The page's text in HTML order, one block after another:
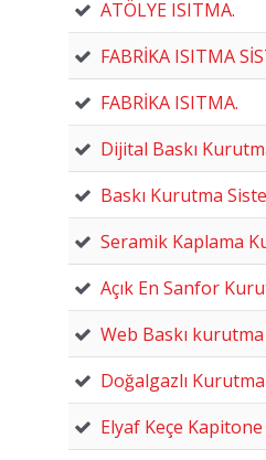
ATÖLYE ISITMA.
FABRİKA ISITMA
FABRİKA ISITMA.
Dijital Baskı
Baskı Kurutma
Seramik Kaplama
Açık En Sanfor
Web Baskı kurutma
Doğalgazlı Kurutma
Elyaf Keçe